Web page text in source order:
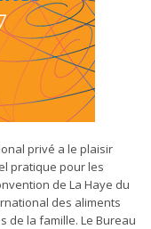
privé a le plaisir
pratique pour les
de La Haye du
des aliments
de la famille. Le Bureau